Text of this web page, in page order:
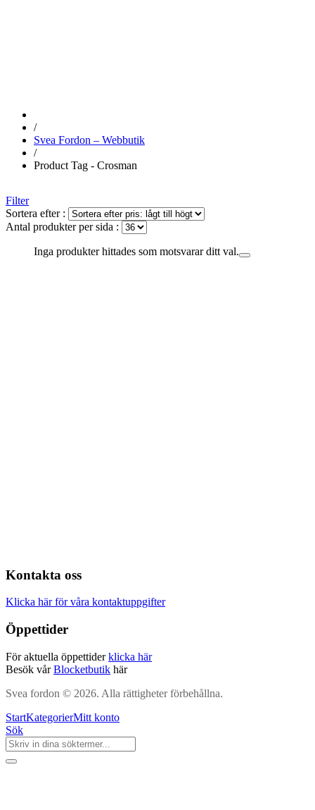
/
Svea Fordon – Webbutik
/
Product Tag - Crosman
Filter
Sortera efter :
Antal produkter per sida :
Inga produkter hittades som motsvarar ditt val.
Kontakta oss
Klicka här för våra kontaktuppgifter
Öppettider
För aktuella öppettiderklicka här
Besök vårBlocketbutik här
Svea fordon © 2026. Alla rättigheter förbehållna.
StartKategorierMitt konto
Sök